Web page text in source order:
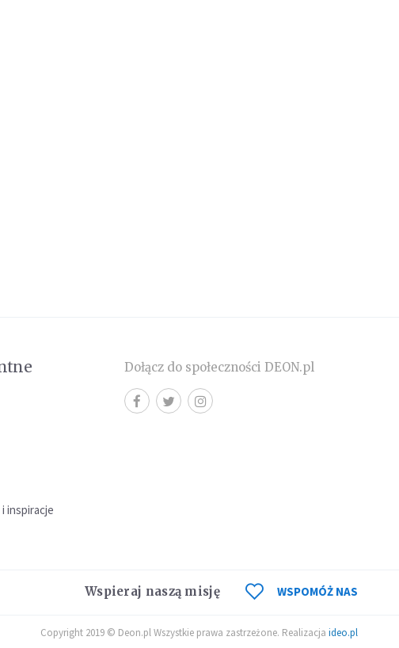
inspiracje
Dołącz do społeczności DEON.pl
Wspieraj naszą misję WSPOMÓŻ NAS
Copyright 2019 © Deon.pl Wszystkie prawa zastrzeżone. Realizacja ideo.pl